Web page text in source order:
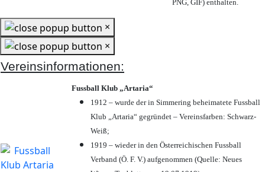
PNG, GIF) enthalten.
×
×
Vereinsinformationen:
Fussball Klub „Artaria“
1912 – wurde der in Simmering beheimatete Fussball
Klub „Artaria“ gegründet – Vereinsfarben: Schwarz-
Weiß;
1919 – wieder in den Österreichischen Fussball
Verband (Ö. F. V.) aufgenommen (Quelle: Neues